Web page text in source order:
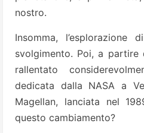
nostro.
Insomma,
svolgimento. Poi, a
rallentato
dedicata dalla NASA a
Magellan, lanciata nel
questo cambiamento?